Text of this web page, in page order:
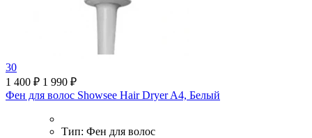
30
1 400 ₽ 1 990 ₽
Фен для волос Showsee Hair Dryer A4, Белый
Тип: Фен для волос